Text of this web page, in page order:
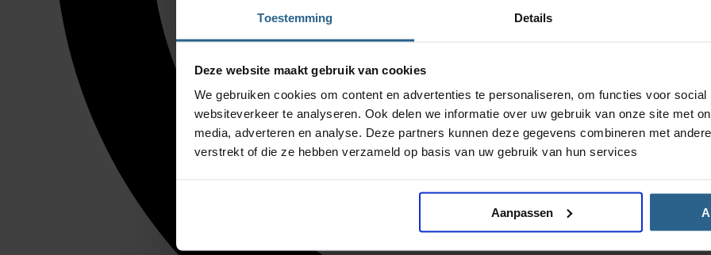
Toestemming Details
Deze website maakt gebruik van cookies
We gebruiken cookies om content en advertenties te personaliseren, om functies voor
websiteverkeer te analyseren. Ook delen we informatie over uw gebruik van onze site met
media, adverteren en analyse. Deze partners kunnen deze gegevens combineren met
verstrekt of die ze hebben verzameld op basis van uw gebruik van hun services
Aanpassen